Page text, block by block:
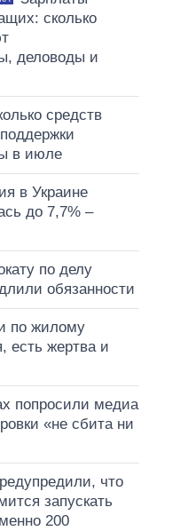
сколько
деловоды и
средств
в июле
в Украине
до 7,7% –
по делу
обязанности
по жилому
есть жертва и
попросили медиа
«не сбита ни
что
запускать
200